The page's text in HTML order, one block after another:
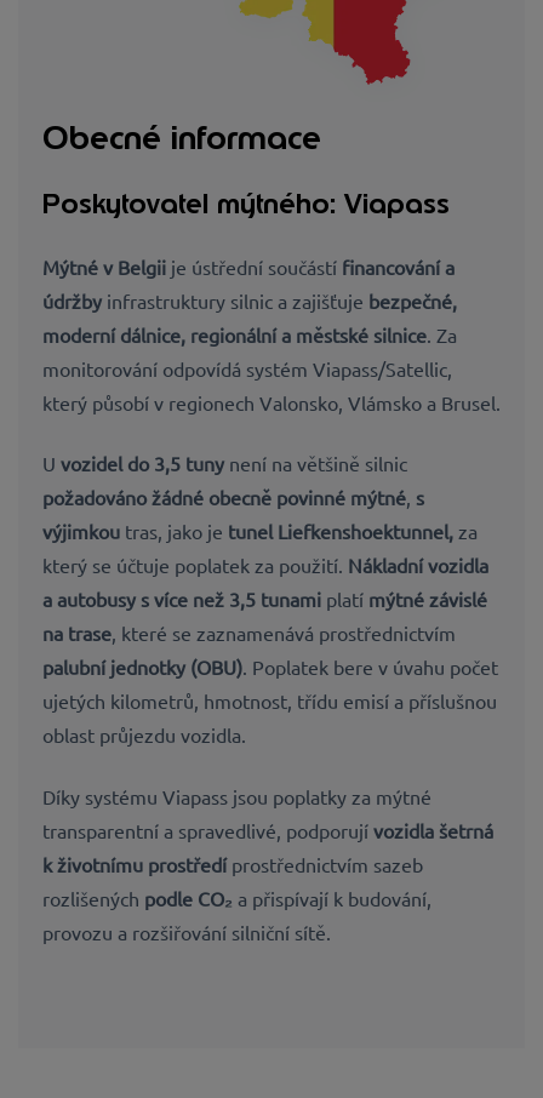
Obecné informace
Poskytovatel mýtného: Viapass
Mýtné v Belgii je ústřední součástí financování a
údržby infrastruktury silnic a zajišťuje bezpečné,
moderní dálnice, regionální a městské silnice Za
monitorování odpovídá systém Viapass/Satellic,
který působí v regionech Valonsko, Vlámsko a Brusel.
U vozidel do 3,5 tuny není na většině silnic
požadováno žádné obecně povinné mýtné, s
výjimkou tras, jako je tunel Liefkenshoektunnel, za
který se účtuje poplatek za použití. Nákladní vozidla
a autobusy s více než 3,5 tunami platí mýtné závislé
na trase, které se zaznamenává prostřednictvím
palubní jednotky (OBU). Poplatek bere v úvahu počet
ujetých kilometrů, hmotnost, třídu emisí a příslušnou
oblast průjezdu vozidla.
Díky systému Viapass jsou poplatky za mýtné
transparentní a spravedlivé, podporují vozidla šetrná
k životnímu prostředíprostřednictvím sazeb
rozlišených podle CO₂ a přispívají k budování,
provozu a rozšiřování silniční sítě.